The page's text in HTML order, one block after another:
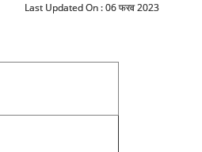
Last Updated On :06 फरव 2023